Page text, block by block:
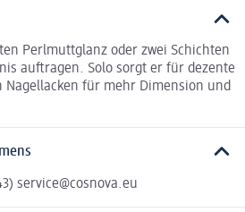
Perlmuttglanz oder zwei Schichten
auftragen. Solo sorgt er für dezente
Nagellacken für mehr Dimension und
service@cosnova.eu